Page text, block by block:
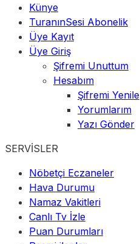
Künye
TuranınSesi Abonelik
Üye Kayıt
Üye Giriş
Şifremi Unuttum
Hesabım
Şifremi Yenile
Yorumlarım
Yazı Gönder
SERVİSLER
Nöbetçi Eczaneler
Hava Durumu
Namaz Vakitleri
Canlı Tv İzle
Puan Durumları